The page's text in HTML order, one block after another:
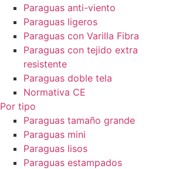
Paraguas anti-viento
Paraguas ligeros
Paraguas con Varilla Fibra
Paraguas con tejido extra
resistente
Paraguas doble tela
Normativa CE
Por tipo
Paraguas tamaño grande
Paraguas mini
Paraguas lisos
Paraguas estampados